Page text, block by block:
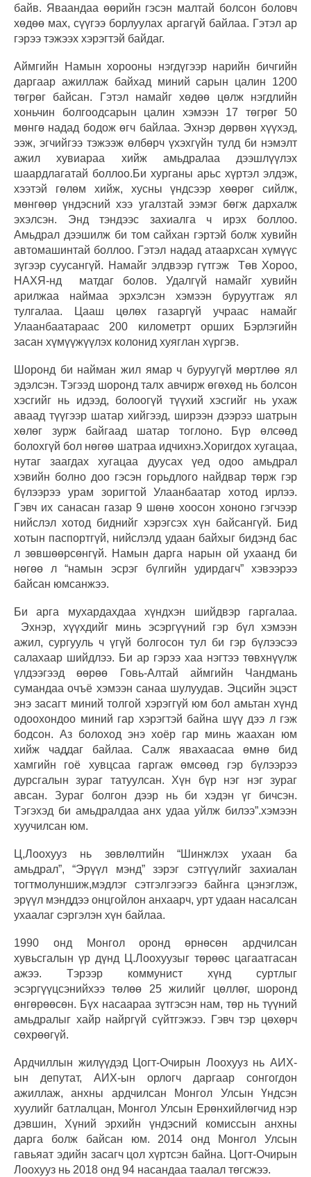
байв. Яваандаа өөрийн гэсэн малтай болсон боловч
хөдөө мах, сүүгээ борлуулах аргагүй байлаа. Гэтэл ар
гэрээ тэжээх хэрэгтэй байдаг.
Аймгийн Намын хорооны нэгдүгээр нарийн бичгийн
даргаар ажиллаж байхад миний сарын цалин 1200
төгрөг байсан. Гэтэл намайг хөдөө цөлж нэгдлийн
хоньчин болгоодсарын цалин хэмээн 17 төгрөг 50
мөнгө надад бодож өгч байлаа. Эхнэр дөрвөн хүүхэд,
ээж, эгчийгээ тэжээж өлбөрч үхэхгүйн тулд би нэмэлт
ажил хувиараа хийж амьдралаа дээшлүүлэх
шаардлагатай боллоо.Би хурганы арьс хүртэл элдэж,
хээтэй гөлөм хийж, хусны үндсээр хөөрөг сийлж,
мөнгөөр үндэсний хээ угалзтай ээмэг бөгж дархалж
эхэлсэн. Энд тэндээс захиалга ч ирэх боллоо.
Амьдрал дээшилж би том сайхан гэртэй болж хувийн
автомашинтай боллоо. Гэтэл надад атаархсан хүмүүс
зүгээр суусангүй. Намайг элдвээр гүтгэж Төв Хороо,
НАХЯ-нд матдаг болов. Удалгүй намайг хувийн
арилжаа наймаа эрхэлсэн хэмээн буруутгаж ял
тулгалаа. Цааш цөлөх газаргүй учраас намайг
Улаанбаатараас 200 километрт орших Бэрлэгийн
засан хүмүүжүүлэх колонид хуяглан хүргэв.
Шоронд би найман жил ямар ч буруугүй мөртлөө ял
эдэлсэн. Тэгээд шоронд талх авчирж өгөхөд нь болсон
хэсгийг нь идээд, болоогүй түүхий хэсгийг нь ухаж
аваад түүгээр шатар хийгээд, ширээн дээрээ шатрын
хөлөг зурж байгаад шатар тоглоно. Бүр өлсөөд
болохгүй бол нөгөө шатраа идчихнэ.Хоригдох хугацаа,
нутаг заагдах хугацаа дуусах үед одоо амьдрал
хэвийн болно доо гэсэн горьдлого найдвар төрж гэр
бүлээрээ урам зоригтой Улаанбаатар хотод ирлээ.
Гэвч их санасан газар 9 шөнө хоосон хононо гэгчээр
нийслэл хотод биднийг хэрэгсэх хүн байсангүй. Бид
хотын паспортгүй, нийслэлд удаан байхыг бидэнд бас
л зөвшөөрсөнгүй. Намын дарга нарын ой ухаанд би
нөгөө л “намын эсрэг бүлгийн удирдагч” хэвээрээ
байсан юмсанжээ.
Би арга мухардахдаа хүндхэн шийдвэр гаргалаа.
Эхнэр, хүүхдийг минь эсэргүүний гэр бүл хэмээн
ажил, сургууль ч үгүй болгосон тул би гэр бүлээсээ
салахаар шийдлээ. Би ар гэрээ хаа нэгтээ төвхнүүлж
үлдээгээд өөрөө Говь-Алтай аймгийн Чандмань
сумандаа очъё хэмээн санаа шулуудав. Эцсийн эцэст
энэ засагт миний толгой хэрэггүй юм бол амьтан хүнд
одоохондоо миний гар хэрэгтэй байна шүү дээ л гэж
бодсон. Аз болоход энэ хоёр гар минь жаахан юм
хийж чаддаг байлаа. Салж явахаасаа өмнө бид
хамгийн гоё хувцсаа гаргаж өмсөөд гэр бүлээрээ
дурсгалын зураг татуулсан. Хүн бүр нэг нэг зураг
авсан. Зураг болгон дээр нь би хэдэн үг бичсэн.
Тэгэхэд би амьдралдаа анх удаа уйлж билээ”.хэмээн
хуучилсан юм.
Ц,Лоохууз нь зөвлөлтийн “Шинжлэх ухаан ба
амьдрал”, “Эрүүл мэнд” зэрэг сэтгүүлийг захиалан
тогтмолуншиж,мэдлэг сэтгэлгээгээ байнга цэнэглэж,
эрүүл мэнддээ онцгойлон анхаарч, урт удаан насалсан
ухаалаг сэргэлэн хүн байлаа.
1990 онд Монгол оронд өрнөсөн ардчилсан
хувьсгалын үр дүнд Ц.Лоохуузыг төрөөс цагаатгасан
ажээ. Тэрээр коммунист хүнд суртлыг
эсэргүүцсэнийхээ төлөө 25 жилийг цөллөг, шоронд
өнгөрөөсөн. Бүх насаараа зүтгэсэн нам, төр нь түүний
амьдралыг хайр найргүй сүйтгэжээ. Гэвч тэр цөхөрч
сөхрөөгүй.
Ардчиллын жилүүдэд Цогт-Очирын Лоохууз нь АИХ-
ын депутат, АИХ-ын орлогч даргаар сонгогдон
ажиллаж, анхны ардчилсан Монгол Улсын Үндсэн
хуулийг батлалцан, Монгол Улсын Ерөнхийлөгчид нэр
дэвшин, Хүний эрхийн үндэсний комиссын анхны
дарга болж байсан юм. 2014 онд Монгол Улсын
гавьяат эдийн засагч цол хүртсэн байна. Цогт-Очирын
Лоохууз нь 2018 онд 94 насандаа таалал төгсжээ.